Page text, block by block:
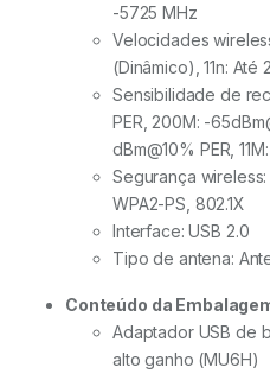
-5725 MHz
Velocidades
(Dinâmico), 11n:
Sensibilidade de
PER, 200M: -
dBm@10% PER,
Segurança wireless:
WPA2-PS, 802.1X
Interface: USB 2.0
Tipo de antena:
Conteúdo da
Adaptador USB de
alto ganho (MU6H)